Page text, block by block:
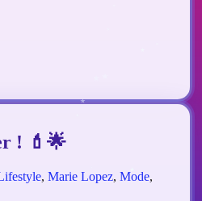
! 💄🌟
, Marie Lopez, Mode,